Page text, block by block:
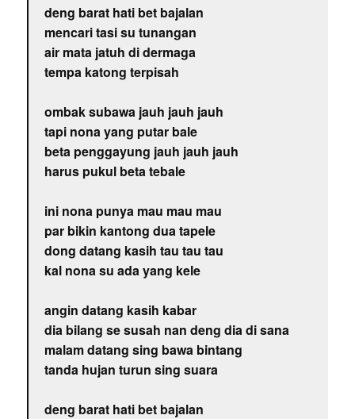
deng barat hati bet bajalan
mencari tasi su tunangan
air mata jatuh di dermaga
tempa katong terpisah
ombak subawa jauh jauh jauh
tapi nona yang putar bale
beta penggayung jauh jauh jauh
harus pukul beta tebale
ini nona punya mau mau mau
par bikin kantong dua tapele
dong datang kasih tau tau tau
kal nona su ada yang kele
angin datang kasih kabar
dia bilang se susah nan deng dia di sana
malam datang sing bawa bintang
tanda hujan turun sing suara
deng barat hati bet bajalan